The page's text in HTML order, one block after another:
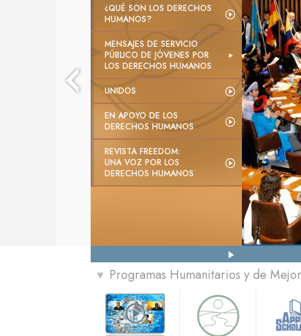
¿QUÉ SON LOS DERECHOS
HUMANOS?
MENSAJES DE SERVICIO
PÚBLICO DE JÓVENES POR
LOS DERECHOS HUMANOS
UNIDOS
EN APOYO DE LOS
DERECHOS HUMANOS
REVISTA FREEDOM:
UNA VOZ POR LOS
DERECHOS HUMANOS
▼ Programas Humanitarios y de